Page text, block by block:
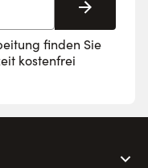
finden Sie
kostenfrei